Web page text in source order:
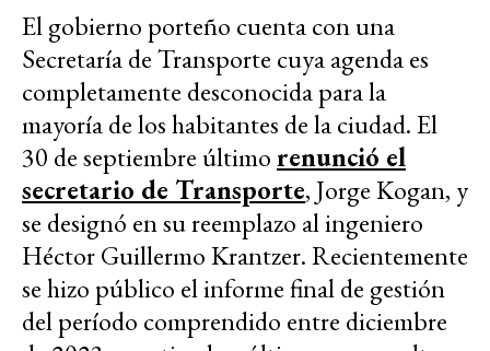
El gobierno porteño cuenta con una
Secretaría de Transporte cuya agenda es
completamente desconocida para la
mayoría de los habitantes de la ciudad. El
30 de septiembre últimorenunció el
secretario de Transporte, Jorge Kogan, y
se designó en su reemplazo al ingeniero
Héctor Guillermo Krantzer. Recientemente
se hizo público el informe final de gestión
del período comprendido entre diciembre